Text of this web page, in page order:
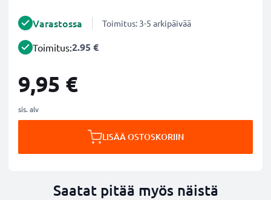
Varastossa Toimitus: 3-5 arkipäivää
Toimitus:2.95 €
9,95 €
sis. alv
LISÄÄ OSTOSKORIIN
Saatat pitää myös näistä